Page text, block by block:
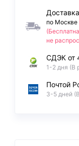
по Москве
не
СДЭК от
1-2 дня (В
Почтой
3-5 дней